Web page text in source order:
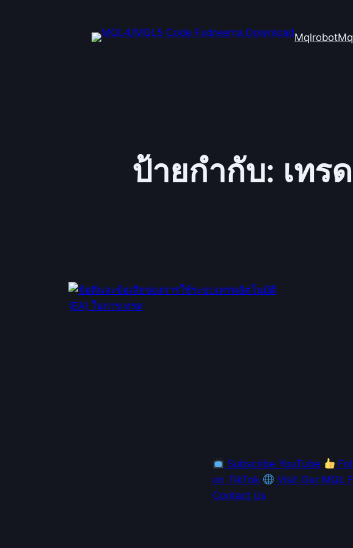
Mqlrobot
ป้ายกำกับ: เทร
Subscribe YouTube
on TikTok
Visit Our MQL
Contact Us